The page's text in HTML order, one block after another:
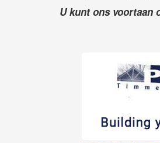
U kunt ons voortaan